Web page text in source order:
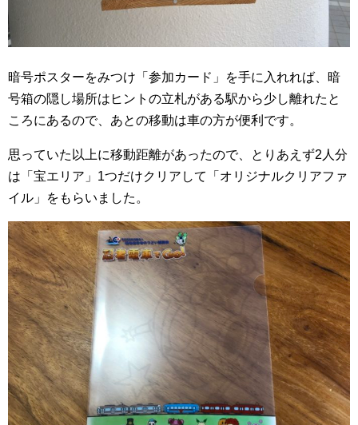
暗号ポスターをみつけ「参加カード」を手に入れれば、暗
号箱の隠し場所はヒントの立札がある駅から少し離れたと
ころにあるので、あとの移動は車の方が便利です。
思っていた以上に移動距離があったので、とりあえず2人分
は「宝エリア」1つだけクリアして「オリジナルクリアファ
イル」をもらいました。